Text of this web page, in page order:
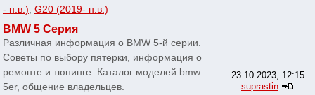
- н.в.), G20 (2019- н.в.)
BMW 5 Серия
Различная информация о BMW 5-й серии.
Советы по выбору пятерки, информация о
ремонте и тюнинге. Каталог моделей bmw
5er, общение владельцев.
23 10 2023, 12:15
suprastin